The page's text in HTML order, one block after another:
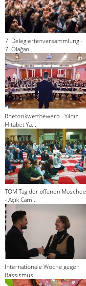
7. Delegiertenversammlung -
7. Olağan ...
Rhetorikwettbewerb - Yıldız
Hitabet Ya...
TOM Tag der offenen Moschee
- Açık Cam...
Internationale Woche gegen
Rassismus -...